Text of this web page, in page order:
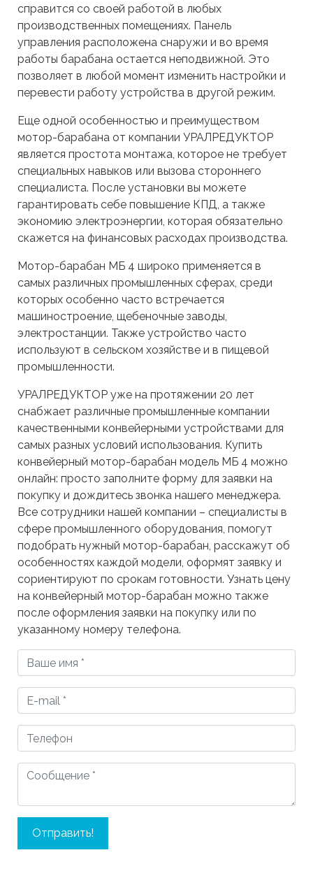
справится со своей работой в любых
производственных помещениях. Панель
управления расположена снаружи и во время
работы барабана остается неподвижной. Это
позволяет в любой момент изменить настройки и
перевести работу устройства в другой режим.
Еще одной особенностью и преимуществом
мотор-барабана от компании УРАЛРЕДУКТОР
является простота монтажа, которое не требует
специальных навыков или вызова стороннего
специалиста. После установки вы можете
гарантировать себе повышение КПД, а также
экономию электроэнергии, которая обязательно
скажется на финансовых расходах производства.
Мотор-барабан МБ 4 широко применяется в
самых различных промышленных сферах, среди
которых особенно часто встречается
машиностроение, щебеночные заводы,
электростанции. Также устройство часто
используют в сельском хозяйстве и в пищевой
промышленности.
УРАЛРЕДУКТОР уже на протяжении 20 лет
снабжает различные промышленные компании
качественными конвейерными устройствами для
самых разных условий использования. Купить
конвейерный мотор-барабан модель МБ 4 можно
онлайн: просто заполните форму для заявки на
покупку и дождитесь звонка нашего менеджера.
Все сотрудники нашей компании – специалисты в
сфере промышленного оборудования, помогут
подобрать нужный мотор-барабан, расскажут об
особенностях каждой модели, оформят заявку и
сориентируют по срокам готовности. Узнать цену
на конвейерный мотор-барабан можно также
после оформления заявки на покупку или по
указанному номеру телефона.
Отправить!